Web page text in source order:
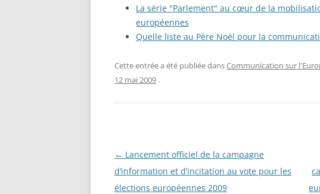
La série "Parlement" au cœur de la
européennes
Quelle liste au Père Noël pour la
Cette entrée a été publiée dansCommunication sur
12 mai 2009 .
Navigation
des
articles
← Lancement officiel de la campagne
d’information et d’incitation au vote pour les
élections européennes 2009